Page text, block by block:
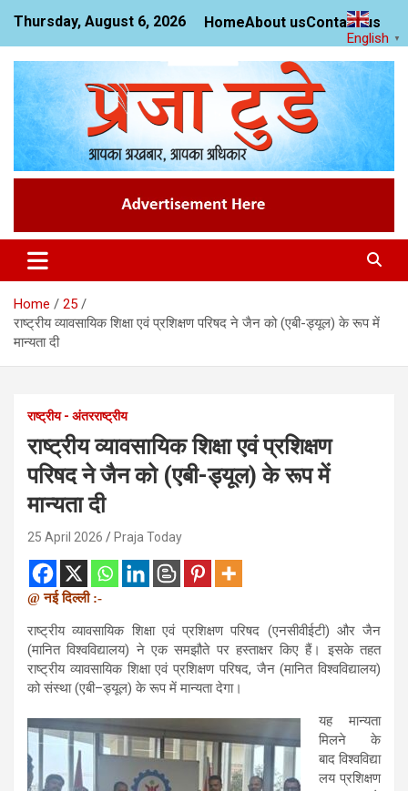
content
Thursday, August 6, 2026 HomeAbout usContact us
Praja Today
News Website
Home
25
राष्ट्रीय व्यावसायिक शिक्षा एवं प्रशिक्षण परिषद ने जैन को (एबी-ड्यूल) के रूप में
मान्यता दी
राष्ट्रीय - अंतरराष्ट्रीय
राष्ट्रीय व्यावसायिक शिक्षा एवं प्रशिक्षण
परिषद ने जैन को (एबी-ड्यूल) के रूप में
मान्यता दी
25 April 2026 Praja Today
@ नई दिल्ली :-
राष्ट्रीय व्यावसायिक शिक्षा एवं प्रशिक्षण परिषद (एनसीवीईटी) और जैन
(मानित विश्वविद्यालय) ने एक समझौते पर हस्ताक्षर किए हैं। इसके तहत
राष्ट्रीय व्यावसायिक शिक्षा एवं प्रशिक्षण परिषद, जैन (मानित विश्वविद्यालय)
को संस्था (एबी–ड्यूल) के रूप में मान्यता देगा।
यह मान्यता
मिलने के
बाद विश्वविद्या
लय प्रशिक्षण
English ▼